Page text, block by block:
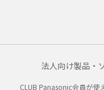
法人向け製品・
CLUB Panasonic会員が